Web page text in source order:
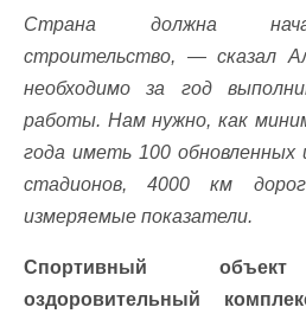
Страна должна
строительство, — сказал
необходимо за год
работы. Нам нужно, как
года иметь 100 обновленных
стадионов, 4000 км
измеряемые показатели.
Спортивный объект
оздоровительный